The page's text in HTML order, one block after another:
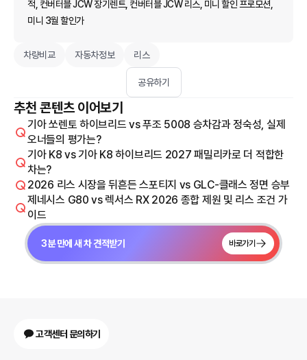
적, 컨버터블 JCW 장기렌트, 컨버터블 JCW 리스, 미니 할인 프로모션,
미니 3월 할인가
차량비교 자동차정보 리스
공유하기
추천 콘텐츠 이어보기
기아 쏘렌토 하이브리드 vs 푸조 5008 승차감과 정숙성, 실제
오너들의 평가는?
기아 K8 vs 기아 K8 하이브리드 2027 패밀리카로 더 적합한
차는?
2026 리스 시장을 뒤흔든 스포티지 vs GLC-클래스 정면 승부
제네시스 G80 vs 렉서스 RX 2026 종합 제원 및 리스 조건 가
이드
3분 만에 새 차 견적받기 바로가기
고객센터 문의하기